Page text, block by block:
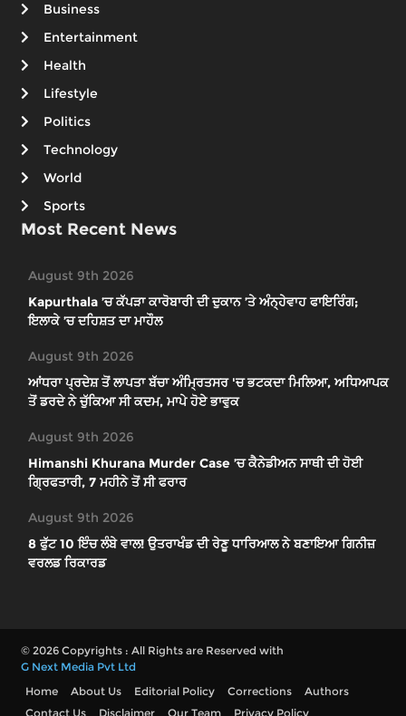
Business
Entertainment
Health
Lifestyle
Politics
Technology
World
Sports
Most Recent News
August 9th 2026
Kapurthala ’ਚ ਕੱਪੜਾ ਕਾਰੋਬਾਰੀ ਦੀ ਦੁਕਾਨ ’ਤੇ ਅੰਨ੍ਹੇਵਾਹ ਫਾਇਰਿੰਗ;
ਇਲਾਕੇ ’ਚ ਦਹਿਸ਼ਤ ਦਾ ਮਾਹੌਲ
August 9th 2026
ਆਂਧਰਾ ਪ੍ਰਦੇਸ਼ ਤੋਂ ਲਾਪਤਾ ਬੱਚਾ ਅੰਮ੍ਰਿਤਸਰ 'ਚ ਭਟਕਦਾ ਮਿਲਿਆ, ਅਧਿਆਪਕ
ਤੋਂ ਡਰਦੇ ਨੇ ਚੁੱਕਿਆ ਸੀ ਕਦਮ, ਮਾਪੇ ਹੋਏ ਭਾਵੁਕ
August 9th 2026
Himanshi Khurana Murder Case ’ਚ ਕੈਨੇਡੀਅਨ ਸਾਥੀ ਦੀ ਹੋਈ
ਗ੍ਰਿਫਤਾਰੀ, 7 ਮਹੀਨੇ ਤੋਂ ਸੀ ਫਰਾਰ
August 9th 2026
8 ਫੁੱਟ 10 ਇੰਚ ਲੰਬੇ ਵਾਲ! ਉਤਰਾਖੰਡ ਦੀ ਰੇਣੂ ਧਾਰਿਆਲ ਨੇ ਬਣਾਇਆ ਗਿਨੀਜ਼
ਵਰਲਡ ਰਿਕਾਰਡ
© 2026 Copyrights : All Rights are Reserved with
G Next Media Pvt Ltd
Home
About Us Editorial Policy Corrections
Authors
Contact Us
Disclaimer Our Team Privacy Policy